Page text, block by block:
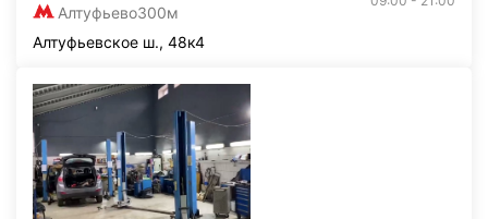
Алтуфьево300м
Алтуфьевское ш., 48к4